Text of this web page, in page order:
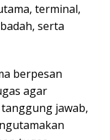
terminal,
serta
berpesan
agar
jawab,